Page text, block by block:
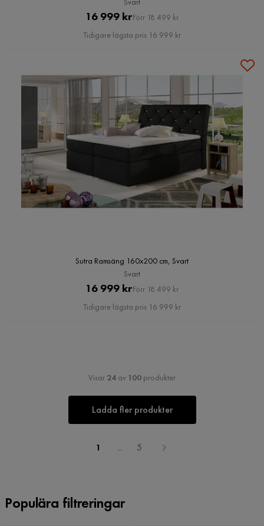
Pris
16 999 krOriginal
Pris
Förr 18 499 kr
Tidigare lägsta pris 16 999 kr
Sutra Ramsäng 160x200 cm, Svart
Svart
Pris
16 999 krOriginal
Pris
Förr 18 499 kr
Tidigare lägsta pris 16 999 kr
Visar 24 av 100 produkter
Ladda fler produkter
1 ... 5
Populära filtreringar